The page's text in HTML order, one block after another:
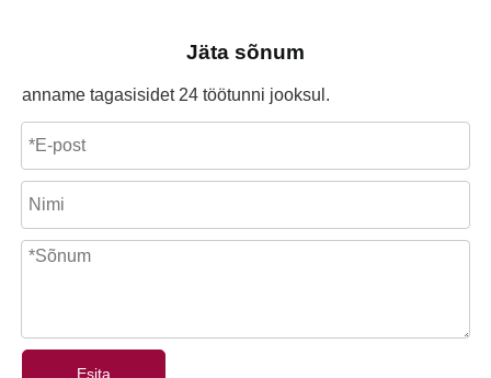
Jäta sõnum
anname tagasisidet 24 töötunni jooksul.
Esita